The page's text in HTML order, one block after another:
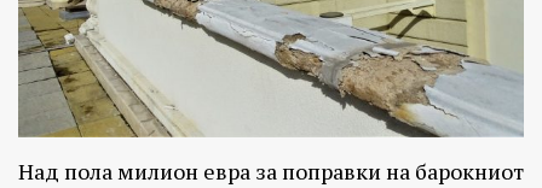
Над пола милион евра за поправки на барокниот